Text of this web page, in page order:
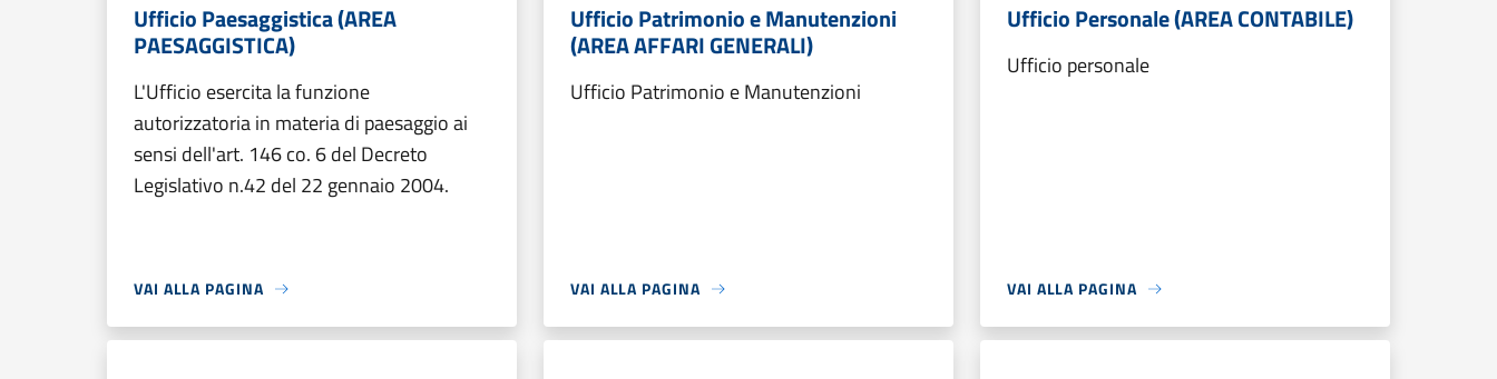
Ufficio Paesaggistica (AREA
PAESAGGISTICA)
L'Ufficio esercita la funzione
autorizzatoria in materia di paesaggio ai
sensi dell'art. 146 co. 6 del Decreto
Legislativo n.42 del 22 gennaio 2004.
VAI ALLA PAGINA
Ufficio Patrimonio e Manutenzioni
(AREA AFFARI GENERALI)
Ufficio Patrimonio e Manutenzioni
VAI ALLA PAGINA
Ufficio Personale (AREA CONTABILE)
Ufficio personale
VAI ALLA PAGINA